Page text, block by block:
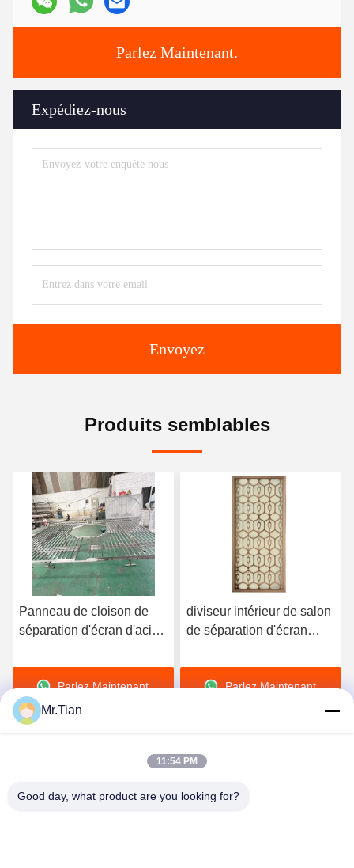
Parlez Maintenant.
Expédiez-nous
Envoyez
Produits semblables
diviseur intérieur de salon
de séparation d'écran
1219mm pour la
décoration de luxe de villa
Parlez Maintenant.
Golde titanique a balayé
l'acier inoxydable Art
salle à manger 1250mm
Parlez Maintenant.
(GuangDong)Foshan Winsco Metal Products
Mr.Tian
11:54 PM
Good day, what product are you looking for?